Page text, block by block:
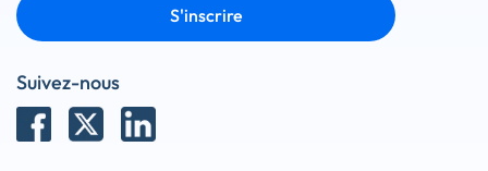
S'inscrire
Suivez-nous